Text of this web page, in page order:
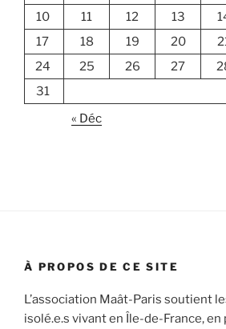
10
11 12 13
17
18 19 20
24
25 26 27
31
« Déc
À PROPOS DE CE SITE
L’association Maât-Paris soutient
isolé.e.s vivant en Île-de-France,